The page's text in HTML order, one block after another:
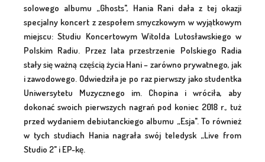
solowego albumu „Ghosts", Hania Rani dała z tej okazji
specjalny koncert z zespołem smyczkowym w wyjątkowym
miejscu: Studiu Koncertowym Witolda Lutosławskiego w
Polskim Radiu. Przez lata przestrzenie Polskiego Radia
stały się ważną częścią życia Hani – zarówno prywatnego, jak
i zawodowego. Odwiedziła je po raz pierwszy jako studentka
Uniwersytetu Muzycznego im. Chopina i wróciła, aby
dokonać swoich pierwszych nagrań pod koniec 2018 r., tuż
przed wydaniem debiutanckiego albumu „Esja". To również
w tych studiach Hania nagrała swój teledysk „Live from
Studio 2" i EP-kę.